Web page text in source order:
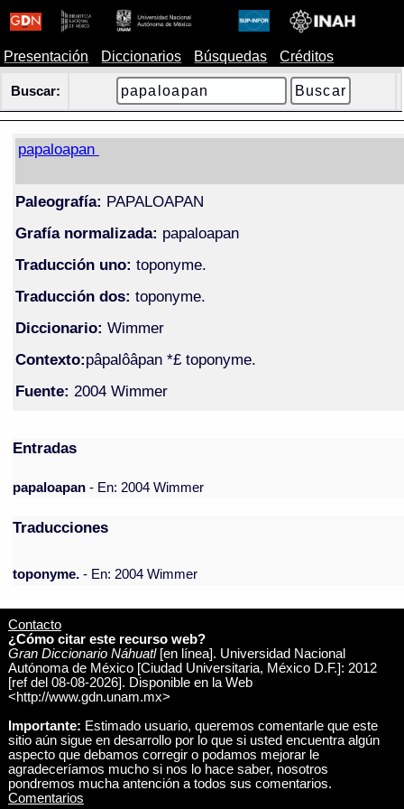
Presentación Diccionarios Búsquedas Créditos
Buscar:
papaloapan
Paleografía: PAPALOAPAN
Grafía normalizada: papaloapan
Traducción uno: toponyme.
Traducción dos: toponyme.
Diccionario: Wimmer
Contexto:pâpalôâpan *£ toponyme.
Fuente: 2004 Wimmer
Entradas
papaloapan- En: 2004 Wimmer
Traducciones
toponyme. - En: 2004 Wimmer
Contacto
¿Cómo citar este recurso web?
Gran Diccionario Náhuatl[en línea]. Universidad Nacional
Autónoma de México [Ciudad Universitaria, México D.F.]: 2012
[ref del 08-08-2026]. Disponible en la Web
<http://www.gdn.unam.mx>
Importante: Estimado usuario, queremos comentarle que este
sitio aún sigue en desarrollo por lo que si usted encuentra algún
aspecto que debamos corregir o podamos mejorar le
agradeceríamos mucho si nos lo hace saber, nosotros
pondremos mucha antención a todos sus comentarios.
Comentarios